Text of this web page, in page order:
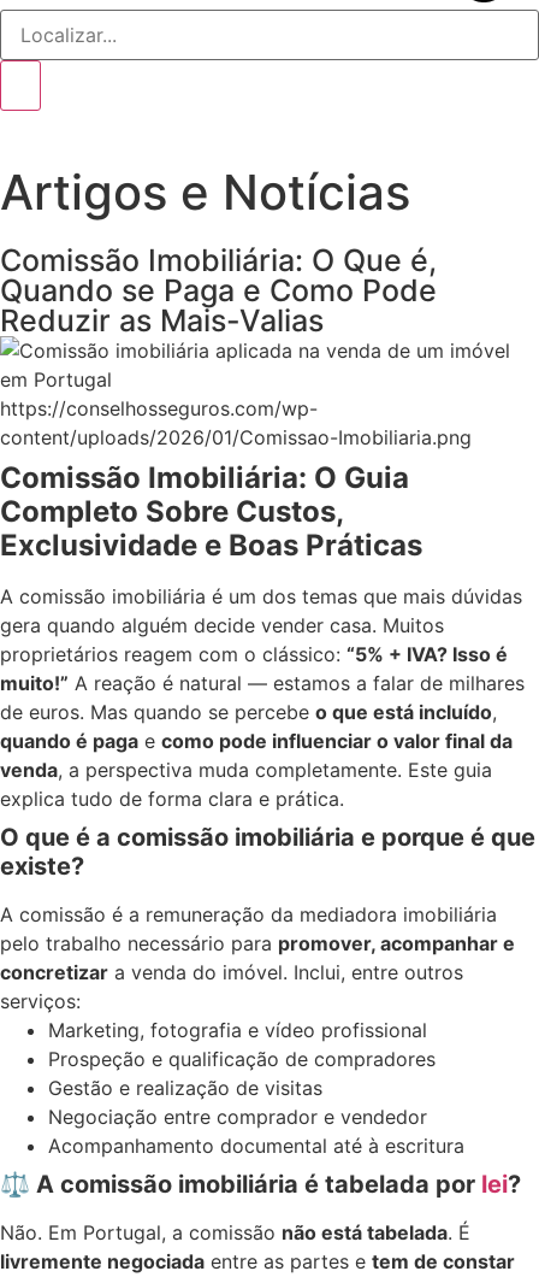
Artigos e Notícias
Comissão Imobiliária: O Que é,
Quando se Paga e Como Pode
Reduzir as Mais-Valias
https://conselhosseguros.com/wp-
content/uploads/2026/01/Comissao-Imobiliaria.png
Comissão Imobiliária: O Guia
Completo Sobre Custos,
Exclusividade e Boas Práticas
A comissão imobiliária é um dos temas que mais dúvidas
gera quando alguém decide vender casa. Muitos
proprietários reagem com o clássico: “5% + IVA? Isso é
muito!” A reação é natural — estamos a falar de milhares
de euros. Mas quando se percebe o que está incluído,
quando é paga e como pode influenciar o valor final da
venda, a perspectiva muda completamente. Este guia
explica tudo de forma clara e prática.
O que é a comissão imobiliária e porque é que
existe?
A comissão é a remuneração da mediadora imobiliária
pelo trabalho necessário para promover, acompanhar e
concretizar a venda do imóvel. Inclui, entre outros
serviços:
Marketing, fotografia e vídeo profissional
Prospeção e qualificação de compradores
Gestão e realização de visitas
Negociação entre comprador e vendedor
Acompanhamento documental até à escritura
⚖️ A comissão imobiliária é tabelada por lei?
Não. Em Portugal, a comissão não está tabelada. É
livremente negociada entre as partes e tem de constar